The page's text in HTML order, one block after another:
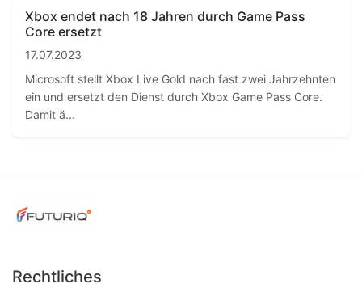
Xbox endet nach 18 Jahren durch Game Pass
Core ersetzt
17.07.2023
Microsoft stellt Xbox Live Gold nach fast zwei Jahrzehnten
ein und ersetzt den Dienst durch Xbox Game Pass Core.
Damit ä...
Rechtliches